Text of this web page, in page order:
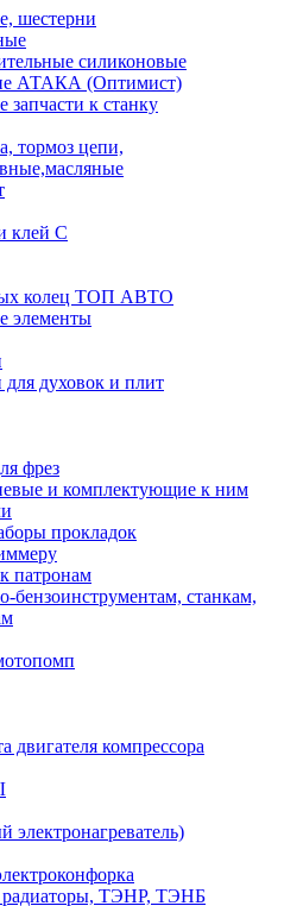
шестерни
силиконовые
АТАКА (Оптимист)
к станку
тормоз цепи,
клей С
колец ТОП АВТО
элементы
духовок и плит
фрез
и комплектующие к ним
прокладок
патронам
бензоинструментам, станкам,
двигателя компрессора
ТЭНР, ТЭНБ